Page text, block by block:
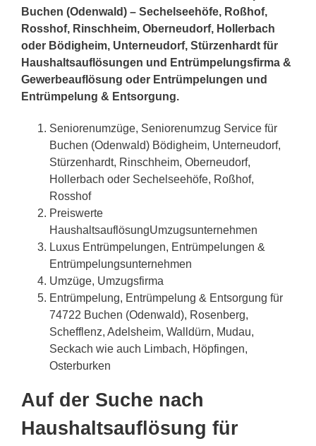
Buchen (Odenwald) – Sechelseehöfe, Roßhof,
Rosshof, Rinschheim, Oberneudorf, Hollerbach
oder Bödigheim, Unterneudorf, Stürzenhardt für
Haushaltsauflösungen und Entrümpelungsfirma &
Gewerbeauflösung oder Entrümpelungen und
Entrümpelung & Entsorgung.
Seniorenumzüge, Seniorenumzug Service für
Buchen (Odenwald) Bödigheim, Unterneudorf,
Stürzenhardt, Rinschheim, Oberneudorf,
Hollerbach oder Sechelseehöfe, Roßhof,
Rosshof
Preiswerte
HaushaltsauflösungUmzugsunternehmen
Luxus Entrümpelungen, Entrümpelungen &
Entrümpelungsunternehmen
Umzüge, Umzugsfirma
Entrümpelung, Entrümpelung & Entsorgung für
74722 Buchen (Odenwald), Rosenberg,
Schefflenz, Adelsheim, Walldürn, Mudau,
Seckach wie auch Limbach, Höpfingen,
Osterburken
Auf der Suche nach
Haushaltsauflösung für